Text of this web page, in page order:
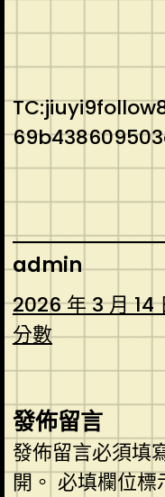
admin
2026 年 3 月 14
分數
發佈留言
發佈留言必須填
開。必填欄位